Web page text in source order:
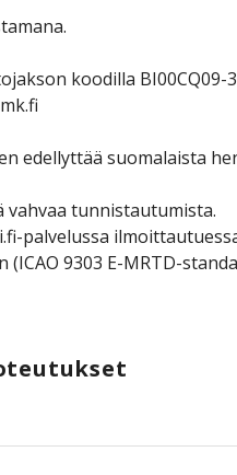
koodilla BI00CQ09-
edellyttää suomalaista
vahvaa tunnistautumista.
palvelussa
(ICAO 9303 E-MRTD-